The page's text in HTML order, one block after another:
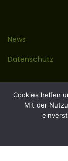
News
Datenschutz
Kontakt
Impressum
Cookies helfen
Mit der